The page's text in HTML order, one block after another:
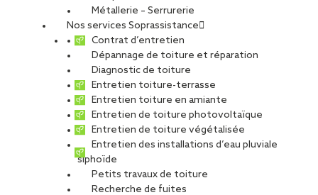
Métallerie – Serrurerie
Nos services Soprassistance
Contrat d’entretien
Dépannage de toiture et réparation
Diagnostic de toiture
Entretien toiture-terrasse
Entretien toiture en amiante
Entretien de toiture photovoltaïque
Entretien de toiture végétalisée
Entretien des installations d’eau pluviale
siphoïde
Petits travaux de toiture
Recherche de fuites